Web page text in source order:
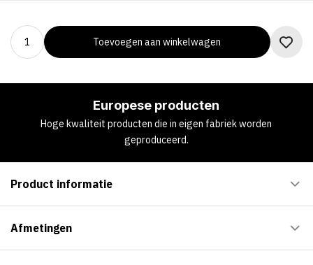
Toevoegen aan winkelwagen
Europese producten
Hoge kwaliteit producten die in eigen fabriek worden
geproduceerd.
Product informatie
Afmetingen